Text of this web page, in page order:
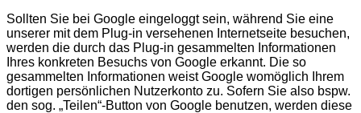
Sollten Sie bei Google eingeloggt sein, während Sie eine
unserer mit dem Plug-in versehenen Internetseite besuchen,
werden die durch das Plug-in gesammelten Informationen
Ihres konkreten Besuchs von Google erkannt. Die so
gesammelten Informationen weist Google womöglich Ihrem
dortigen persönlichen Nutzerkonto zu. Sofern Sie also bspw.
den sog. „Teilen“-Button von Google benutzen, werden diese